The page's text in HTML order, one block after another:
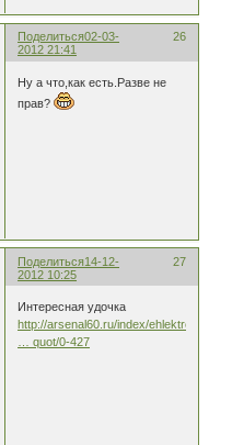
Поделиться 26
02-03-
2012 21:41
Ну а что,как есть.Разве не
прав?
Поделиться 27
14-12-
2012 10:25
Интересная удочка
http://arsenal60.ru/index/ehlektronnaja
… quot/0-427